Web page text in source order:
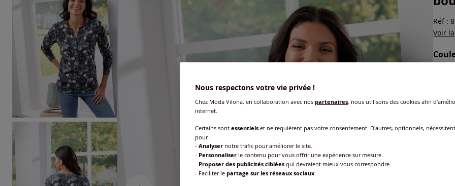
Réf :
Voir
Nous respectons votre vie privée !
Chez Moda Vilona, en collaboration avec nos partenaires, nous utilisons des cookies afin
internet.
Certains sont essentiels et ne requièrent pas votre consentement. D'autres, optionnels,
pour :
- Analyser notre trafic pour améliorer le site.
- Personnaliser le contenu pour vous offrir une expérience sur mesure.
- Proposer des publicités ciblées qui devraient mieux vous correspondre.
- Faciliter le partage sur les réseaux sociaux